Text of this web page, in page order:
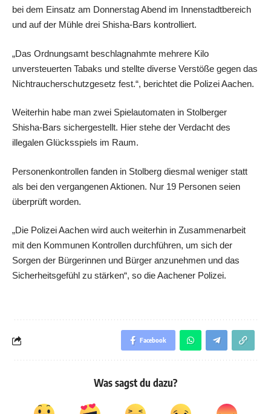
bei dem Einsatz am Donnerstag Abend im Innenstadtbereich
und auf der Mühle drei Shisha-Bars kontrolliert.
„Das Ordnungsamt beschlagnahmte mehrere Kilo
unversteuerten Tabaks und stellte diverse Verstöße gegen das
Nichtraucherschutzgesetz fest.“, berichtet die Polizei Aachen.
Weiterhin habe man zwei Spielautomaten in Stolberger
Shisha-Bars sichergestellt. Hier stehe der Verdacht des
illegalen Glücksspiels im Raum.
Personenkontrollen fanden in Stolberg diesmal weniger statt
als bei den vergangenen Aktionen. Nur 19 Personen seien
überprüft worden.
„Die Polizei Aachen wird auch weiterhin in Zusammenarbeit
mit den Kommunen Kontrollen durchführen, um sich der
Sorgen der Bürgerinnen und Bürger anzunehmen und das
Sicherheitsgefühl zu stärken“, so die Aachener Polizei.
Facebook
Was sagst du dazu?